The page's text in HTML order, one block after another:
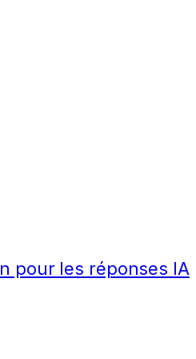
pour les réponses IA